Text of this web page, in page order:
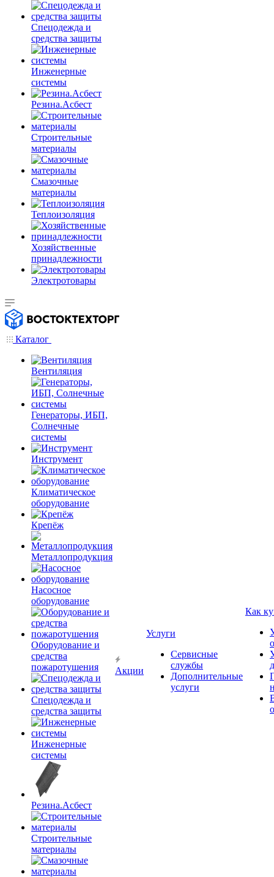
Спецодежда и
средства защиты
Инженерные
системы
Резина.Асбест
Строительные
материалы
Смазочные
материалы
Теплоизоляция
Хозяйственные
принадлежности
Электротовары
Каталог
Вентиляция
Генераторы, ИБП,
Солнечные
системы
Инструмент
Климатическое
оборудование
Крепёж
Металлопродукция
Насосное
оборудование
Оборудование и
средства
пожаротушения
Спецодежда и
средства защиты
Инженерные
системы
Резина.Асбест
Строительные
материалы
Акции
Услуги
Сервисные
службы
Дополнительные
услуги
Как